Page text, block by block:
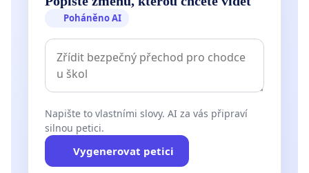
Poháněno AI
Napište to vlastními slovy. AI za vás připraví
silnou petici.
Vygenerovat petici